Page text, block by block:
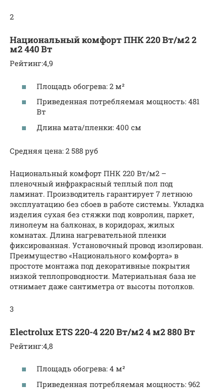
2
Национальный комфорт ПНК 220 Вт/м2 2
м2 440 Вт
Рейтинг:4,9
Площадь обогрева: 2 м²
Приведенная потребляемая мощность: 481
Вт
Длина мата/пленки: 400 см
Средняя цена: 2 588 руб
Национальный комфорт ПНК 220 Вт/м2 –
пленочный инфракрасный теплый пол под
ламинат. Производитель гарантирует 7 летнюю
эксплуатацию без сбоев в работе системы. Укладка
изделия сухая без стяжки под ковролин, паркет,
линолеум на балконах, в коридорах, жилых
комнатах. Длина нагревательной пленки
фиксированная. Установочный провод изолирован.
Преимущество «Национального комфорта» в
простоте монтажа под декоративные покрытия
низкой теплопроводности. Материальная база не
отнимает даже сантиметра от высоты потолков.
3
Electrolux ETS 220-4 220 Вт/м2 4 м2 880 Вт
Рейтинг:4,8
Площадь обогрева: 4 м²
Приведенная потребляемая мощность: 962